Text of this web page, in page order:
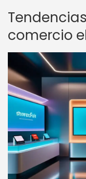
comercio